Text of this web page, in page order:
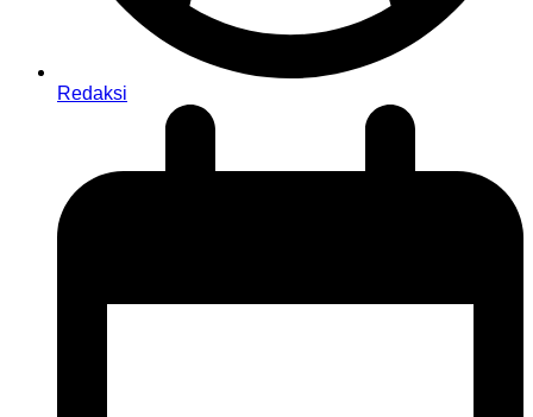
Redaksi